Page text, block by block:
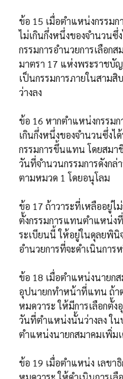
ข้อ 15 เมื่อตำแหน่งกรรมก
ไม่เกินกึ่งหนึ่งของจำนวนซึ่
กรรมการอำนวยการเลือ
มาตรา 17 แห่งพระราชบั
เป็นกรรมการภายในสาม
ว่างลง
ข้อ 16 หากตำแหน่งกรรมก
เกินกึ่งหนึ่งของจำนวนซึ่งไ
กรรมการขึ้นแทน โดยสม
วันที่จำนวนกรรมการดังกล่
ตามหมวด 1 โดยอนุโลม
ข้อ 17 ถ้าวาระที่เหลืออยู่ไ
ตั้งกรรมการแทนตำแหน่ง
ระเบียนนี้ ให้อยู่ในดุลยพินิ
อำนวยการที่จะดำเนินการ
ข้อ 18 เมื่อตำแหน่งนายก
อุปนายกทำหน้าที่แทน ถ้า
หมดวาระ ให้มีการเลือกตั้
วันที่ตำแหน่งนั้นว่างลง ใน
ตำแหน่งนายกสมาคมเพิ่มเ
ข้อ 19 เมื่อตำแหน่ง เลขา